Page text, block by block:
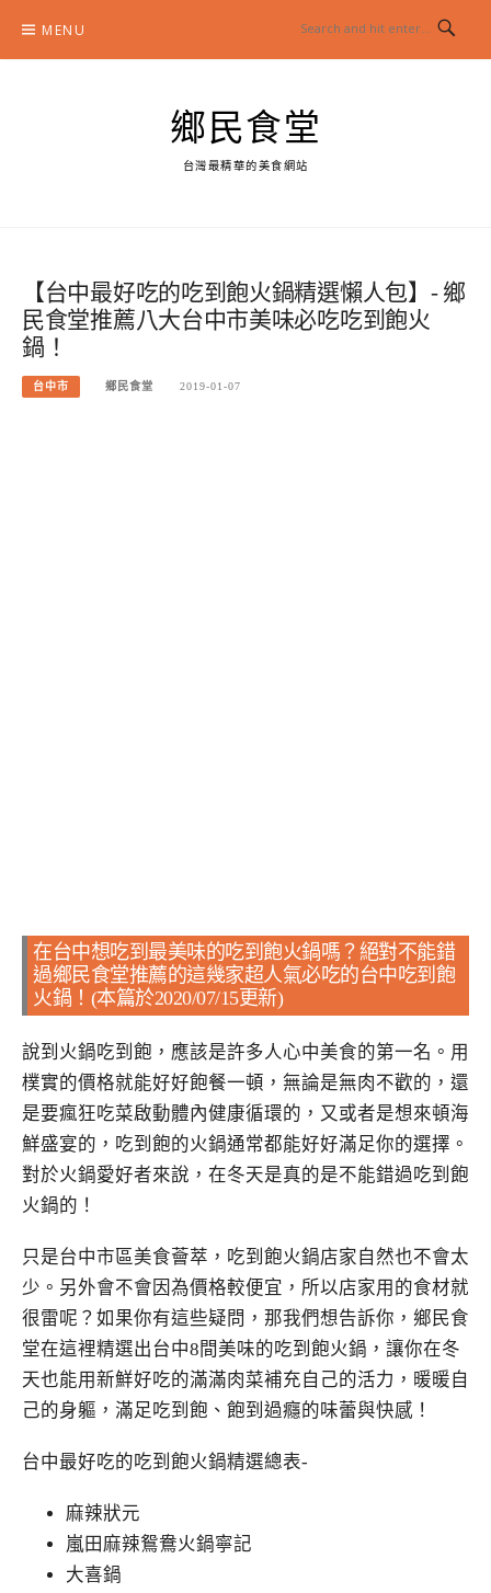
content
MENU
鄉民食堂
台灣最精華的美食網站
【台中最好吃的吃到飽火鍋精選懶人包】- 鄉
民食堂推薦八大台中市美味必吃吃到飽火
鍋！
台中市 鄉民食堂 2019-01-07
在台中想吃到最美味的吃到飽火鍋嗎？絕對不能錯
過鄉民食堂推薦的這幾家超人氣必吃的台中吃到飽
火鍋！(本篇於2020/07/15更新)
說到火鍋吃到飽，應該是許多人心中美食的第一名。用
樸實的價格就能好好飽餐一頓，無論是無肉不歡的，還
是要瘋狂吃菜啟動體內健康循環的，又或者是想來頓海
鮮盛宴的，吃到飽的火鍋通常都能好好滿足你的選擇。
對於火鍋愛好者來說，在冬天是真的是不能錯過吃到飽
火鍋的！
只是台中市區美食薈萃，吃到飽火鍋店家自然也不會太
少。另外會不會因為價格較便宜，所以店家用的食材就
很雷呢？如果你有這些疑問，那我們想告訴你，鄉民食
堂在這裡精選出台中8間美味的吃到飽火鍋，讓你在冬
天也能用新鮮好吃的滿滿肉菜補充自己的活力，暖暖自
己的身軀，滿足吃到飽、飽到過癮的味蕾與快感！
台中最好吃的吃到飽火鍋精選總表-
麻辣狀元
嵐田麻辣鴛鴦火鍋寧記
大喜鍋